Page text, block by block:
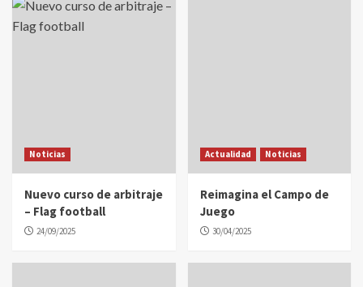
Noticias
Nuevo curso de arbitraje
– Flag football
24/09/2025
Actualidad Noticias
Reimagina el Campo de
Juego
30/04/2025